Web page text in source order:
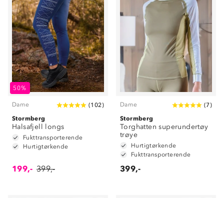
50%
Dame (102)
Stormberg
Halsafjell longs
Fukttransporterende
Hurtigtørkende
199,- 399,-
Dame (7)
Stormberg
Torghatten superundertøy
trøye
Hurtigtørkende
Fukttransporterende
399,-